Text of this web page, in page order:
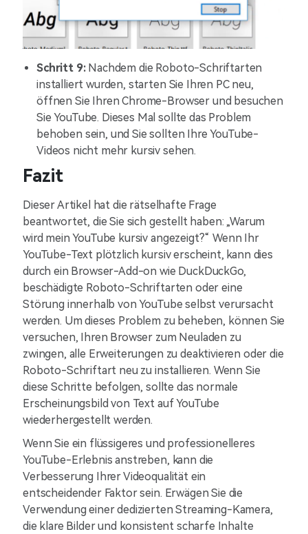
Schritt 9:Nachdem die Roboto-Schriftarten
installiert wurden, starten Sie Ihren PC neu,
öffnen Sie Ihren Chrome-Browser und besuchen
Sie YouTube. Dieses Mal sollte das Problem
behoben sein, und Sie sollten Ihre YouTube-
Videos nicht mehr kursiv sehen.
Fazit
Dieser Artikel hat die rätselhafte Frage
beantwortet, die Sie sich gestellt haben: „Warum
wird mein YouTube kursiv angezeigt?“ Wenn Ihr
YouTube-Text plötzlich kursiv erscheint, kann dies
durch ein Browser-Add-on wie DuckDuckGo,
beschädigte Roboto-Schriftarten oder eine
Störung innerhalb von YouTube selbst verursacht
werden. Um dieses Problem zu beheben, können Sie
versuchen, Ihren Browser zum Neuladen zu
zwingen, alle Erweiterungen zu deaktivieren oder die
Roboto-Schriftart neu zu installieren. Wenn Sie
diese Schritte befolgen, sollte das normale
Erscheinungsbild von Text auf YouTube
wiederhergestellt werden.
Wenn Sie ein flüssigeres und professionelleres
YouTube-Erlebnis anstreben, kann die
Verbesserung Ihrer Videoqualität ein
entscheidender Faktor sein. Erwägen Sie die
Verwendung einer dedizierten Streaming-Kamera,
die klare Bilder und konsistent scharfe Inhalte